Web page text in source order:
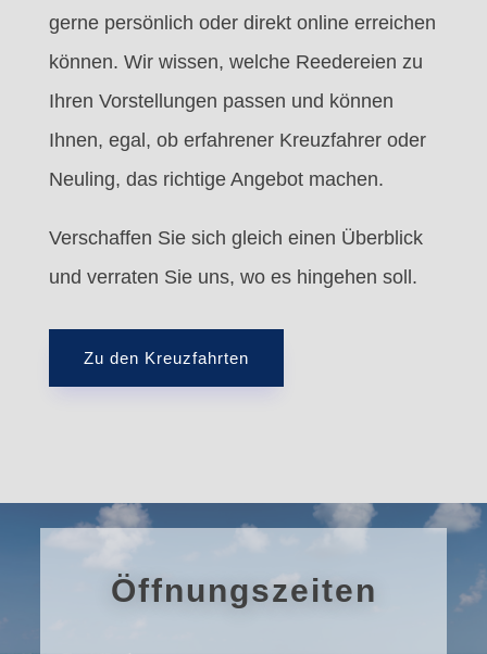
gerne persönlich oder direkt online erreichen
können. Wir wissen, welche Reedereien zu
Ihren Vorstellungen passen und können
Ihnen, egal, ob erfahrener Kreuzfahrer oder
Neuling, das richtige Angebot machen.
Verschaffen Sie sich gleich einen Überblick
und verraten Sie uns, wo es hingehen soll.
Zu den Kreuzfahrten
Öffnungszeiten